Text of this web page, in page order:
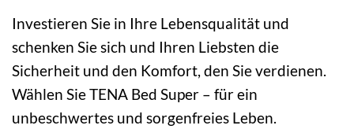
Investieren Sie in Ihre Lebensqualität und
schenken Sie sich und Ihren Liebsten die
Sicherheit und den Komfort, den Sie verdienen.
Wählen Sie TENA Bed Super – für ein
unbeschwertes und sorgenfreies Leben.